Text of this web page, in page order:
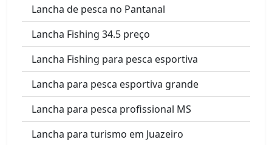
Lancha de pesca no Pantanal
Lancha Fishing 34.5 preço
Lancha Fishing para pesca esportiva
Lancha para pesca esportiva grande
Lancha para pesca profissional MS
Lancha para turismo em Juazeiro